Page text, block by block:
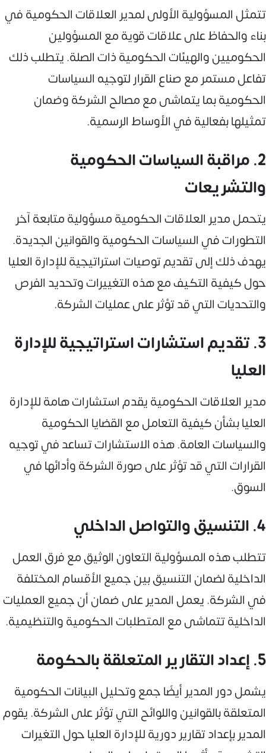
تتمثل المسؤولية الأولى لمدير العلاقات الحكومية في
بناء والحفاظ على علاقات قوية مع المسؤولين
الحكوميين والهيئات الحكومية ذات الصلة. يتطلب ذلك
تفاعل مستمر مع صناع القرار لتوجيه السياسات
الحكومية بما يتماشى مع مصالح الشركة وضمان
تمثيلها بفعالية في الأوساط الرسمية.
2. مراقبة السياسات الحكومية
والتشريعات
يتحمل مدير العلاقات الحكومية مسؤولية متابعة آخر
التطورات في السياسات الحكومية والقوانين الجديدة.
يهدف ذلك إلى تقديم توصيات استراتيجية للإدارة العليا
حول كيفية التكيف مع هذه التغييرات وتحديد الفرص
والتحديات التي قد تؤثر على عمليات الشركة.
3. تقديم استشارات استراتيجية للإدارة
العليا
مدير العلاقات الحكومية يقدم استشارات هامة للإدارة
العليا بشأن كيفية التعامل مع القضايا الحكومية
والسياسات العامة. هذه الاستشارات تساعد في توجيه
القرارات التي قد تؤثر على صورة الشركة وأدائها في
السوق.
4. التنسيق والتواصل الداخلي
تتطلب هذه المسؤولية التعاون الوثيق مع فرق العمل
الداخلية لضمان التنسيق بين جميع الأقسام المختلفة
في الشركة. يعمل المدير على ضمان أن جميع العمليات
الداخلية تتماشى مع المتطلبات الحكومية والتنظيمية.
5. إعداد التقارير المتعلقة بالحكومة
يشمل دور المدير أيضًا جمع وتحليل البيانات الحكومية
المتعلقة بالقوانين واللوائح التي تؤثر على الشركة. يقوم
المدير بإعداد تقارير دورية للإدارة العليا حول التغيرات